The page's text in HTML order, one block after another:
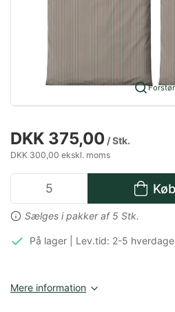
Forstør
DKK 375,00 / Stk.
DKK 300,00 ekskl. moms
Sælges i pakker af 5 Stk.
På lager | Lev.tid: 2-5 hverdage
Mere information